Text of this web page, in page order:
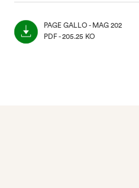
PAGE GALLO - MAG 202
PDF - 205.25 KO